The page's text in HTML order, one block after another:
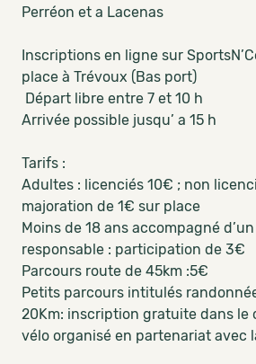
Perréon et a Lacenas
Inscriptions en ligne sur
place à Trévoux (Bas port)
Départ libre entre 7 et 10 h
Arrivée possible jusqu’ a 15 h
Tarifs :
Adultes : licenciés 10€ ; non
majoration de 1€ sur place
Moins de 18 ans accompagné
responsable : participation de 3€
Parcours route de 45km :5€
Petits parcours intitulés
20Km: inscription gratuite dans le
vélo organisé en partenariat avec